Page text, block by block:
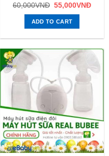
60,000VNĐ 55,000VNĐ
ADD TO CART